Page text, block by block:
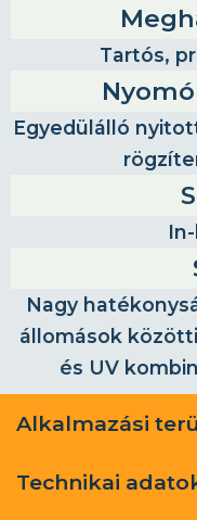
Tartós,
Egyedülálló
Nagy
állomások
és UV
Alkalmazási
Technikai